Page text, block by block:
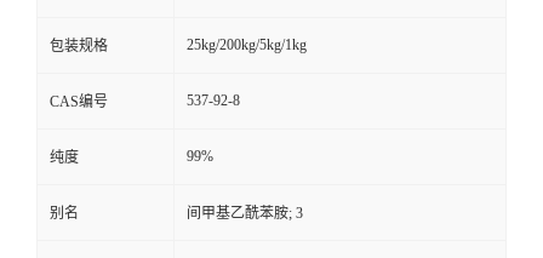
包装规格 25kg/200kg/5kg/1kg
CAS编号 537-92-8
纯度 99%
别名 间甲基乙酰苯胺; 3